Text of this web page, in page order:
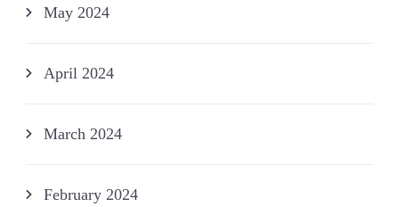
May 2024
April 2024
March 2024
February 2024